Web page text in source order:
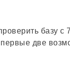
базу с
первые две